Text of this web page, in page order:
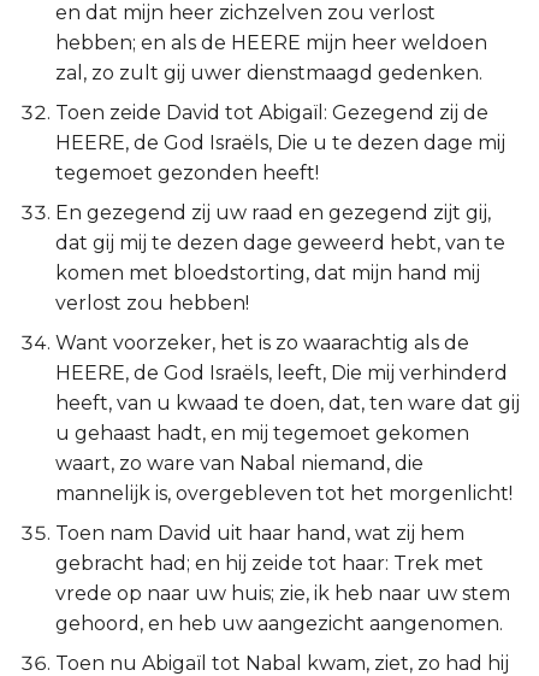
en dat mijn heer zichzelven zou verlost
hebben; en als de HEERE mijn heer weldoen
zal, zo zult gij uwer dienstmaagd gedenken.
Toen zeide David tot Abigaïl: Gezegend zij de
HEERE, de God Israëls, Die u te dezen dage mij
tegemoet gezonden heeft!
En gezegend zij uw raad en gezegend zijt gij,
dat gij mij te dezen dage geweerd hebt, van te
komen met bloedstorting, dat mijn hand mij
verlost zou hebben!
Want voorzeker, het is zo waarachtig als de
HEERE, de God Israëls, leeft, Die mij verhinderd
heeft, van u kwaad te doen, dat, ten ware dat gij
u gehaast hadt, en mij tegemoet gekomen
waart, zo ware van Nabal niemand, die
mannelijk is, overgebleven tot het morgenlicht!
Toen nam David uit haar hand, wat zij hem
gebracht had; en hij zeide tot haar: Trek met
vrede op naar uw huis; zie, ik heb naar uw stem
gehoord, en heb uw aangezicht aangenomen.
Toen nu Abigaïl tot Nabal kwam, ziet, zo had hij